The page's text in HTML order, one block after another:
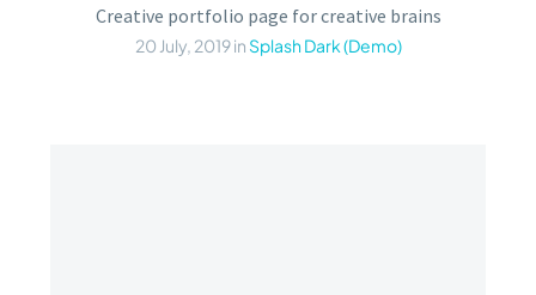
Creative portfolio page for creative brains
20 July, 2019in Splash Dark (Demo)